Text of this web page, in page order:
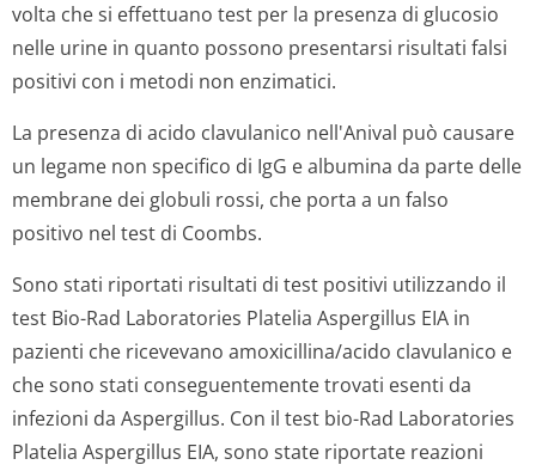
volta che si effettuano test per la presenza di glucosio
nelle urine in quanto possono presentarsi risultati falsi
positivi con i metodi non enzimatici.
La presenza di acido clavulanico nell'Anival può causare
un legame non specifico di IgG e albumina da parte delle
membrane dei globuli rossi, che porta a un falso
positivo nel test di Coombs.
Sono stati riportati risultati di test positivi utilizzando il
test Bio-Rad Laboratories Platelia Aspergillus EIA in
pazienti che ricevevano amoxicillina/acido clavulanico e
che sono stati conseguentemente trovati esenti da
infezioni da Aspergillus. Con il test bio-Rad Laboratories
Platelia Aspergillus EIA, sono state riportate reazioni